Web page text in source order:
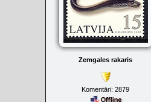
Zemgales rakaris
Komentāri: 2879